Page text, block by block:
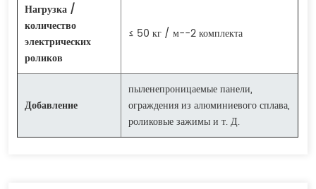
Нагрузка /
количество
электрических
роликов
≤ 50 кг / м--2 комплекта
Добавление
пыленепроницаемые панели,
ограждения из алюминиевого сплава,
роликовые зажимы и т. Д.